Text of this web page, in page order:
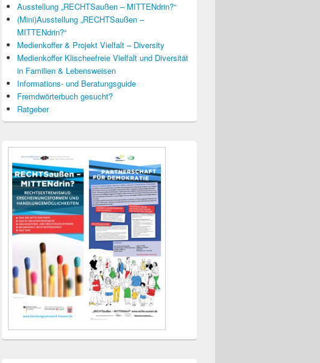
Ausstellung „RECHTSaußen – MITTENdrin?“
(Mini)Ausstellung „RECHTSaußen –
MITTENdrin?“
Medienkoffer & Projekt Vielfalt – Diversity
Medienkoffer Klischeefreie Vielfalt und Diversität
in Familien & Lebensweisen
Informations- und Beratungsguide
Fremdwörterbuch gesucht?
Ratgeber